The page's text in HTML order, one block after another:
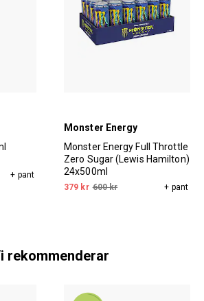
+ pant
Monster Energy
Monster Energy Full Throttle
Zero Sugar (Lewis Hamilton)
24x500ml
379 kr 600 kr + pant
rekommenderar